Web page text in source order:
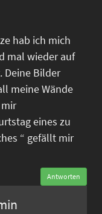
hab ich mich
mal wieder auf
Deine Bilder
meine Wände
eines zu
“ gefällt mir
Antworten